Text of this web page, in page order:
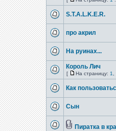
S.T.A.L.K.E.R.
про акрил
На руинах...
Король Лич
[ На страницу: 1
Как
Сын
Пиратка в